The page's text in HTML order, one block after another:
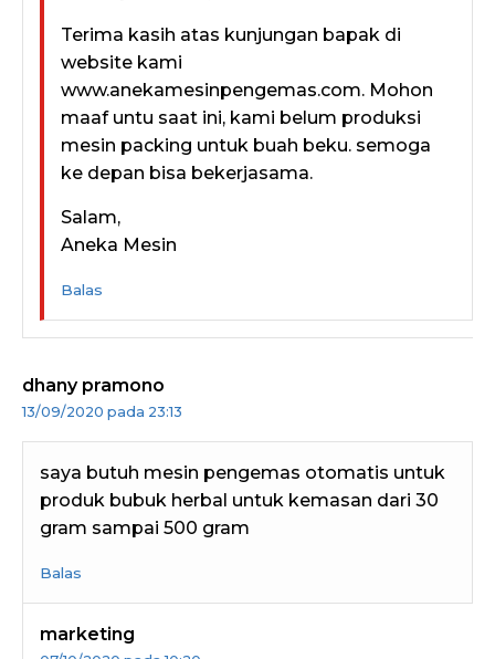
Terima kasih atas kunjungan bapak di
website kami
www.anekamesinpengemas.com. Mohon
maaf untu saat ini, kami belum produksi
mesin packing untuk buah beku. semoga
ke depan bisa bekerjasama.
Salam,
Aneka Mesin
Balas
dhany pramono
13/09/2020 pada 23:13
saya butuh mesin pengemas otomatis untuk
produk bubuk herbal untuk kemasan dari 30
gram sampai 500 gram
Balas
marketing